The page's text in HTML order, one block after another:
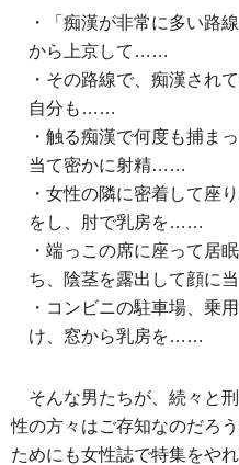
・「痴漢が非常に多い路
から上京して……
・その路線で、痴漢され
自分も……
・触る痴漢で何度も捕ま
当て密かに射精……
・女性の隣に密着して座
をし、肘で乳房を……
・端っこの席に座って居
ち、陰茎を露出して顔に
・コンビニの駐車場、乗
け、窓から乳房を……
そんな男たちが、続々と
性の方々はご存知なのだろ
ためにも女性誌で特集をや